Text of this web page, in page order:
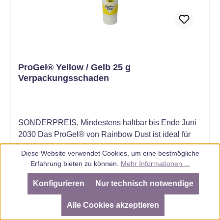
ProGel® Yellow / Gelb 25 g
Verpackungsschaden
SONDERPREIS, Mindestens haltbar bis Ende Juni
2030 Das ProGel® von Rainbow Dust ist ideal für
das Einfärben von Fondant, Marzipan, Buttercreme,
Kuchenteig, Biskuit, Candy Melts und vielen
weiteren Produkten. Bereits eine kleine Menge
dieser hochkonzentrierten Lebensmittelfarbe ist
ausreichend, um Ihren Kreationen eine satte kräftige
Farbe zu verleihen. Mit ihrer großen Ergiebigkeit und
wunderschönen Farbe sind sie ein sehr begehrtes
Inhalt:0.025 kg(87,60 € / 1 kg)
Verkaufspreis:
Regulärer Preis:
Diese Website verwendet Cookies, um eine bestmögliche
Erfahrung bieten zu können. Mehr Informationen ...
Nur technisch notwendige
Konfigurieren
Alle Cookies akzeptieren
SEHR GUT
Bewertungen bei: ebay.de, amazon.de, amazon.it, shopvote.de ⓘ
Informationen zur Echtheit der Bewertungen